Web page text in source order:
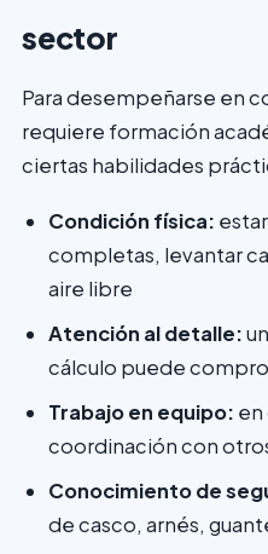
sector
Para desempeñarse en
requiere formación
ciertas habilidades
Condición física:
completas, levantar
aire libre
Atención al detalle:
cálculo puede
Trabajo en equipo: en
coordinación con
Conocimiento de
de casco, arnés,